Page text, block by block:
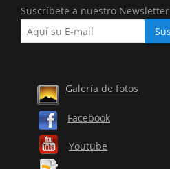
Suscríbete a nuestro Newsletter
Galería de fotos
Facebook
Youtube